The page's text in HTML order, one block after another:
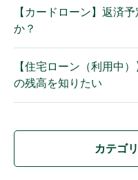
【カードローン】返済
か？
【住宅ローン（利用中
の残高を知りたい
カテゴ